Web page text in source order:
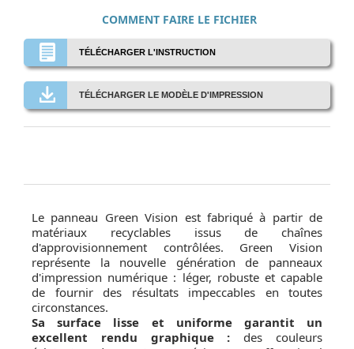
COMMENT FAIRE LE FICHIER
TÉLÉCHARGER L'INSTRUCTION
TÉLÉCHARGER LE MODÈLE D'IMPRESSION
Le panneau Green Vision est fabriqué à partir de
matériaux recyclables issus de chaînes
d'approvisionnement contrôlées. Green Vision
représente la nouvelle génération de panneaux
d'impression numérique : léger, robuste et capable
de fournir des résultats impeccables en toutes
circonstances.
Sa surface lisse et uniforme garantit un
excellent rendu graphique : des couleurs